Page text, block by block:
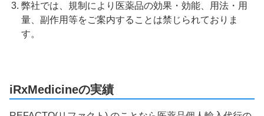
弊社では、規制により医薬品の効果・効能、用法・用
量、副作用等をご案内することは禁じられておりま
す。
iRxMedicineの実績